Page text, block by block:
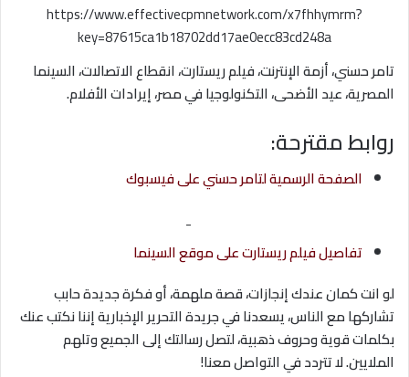
https://www.effectivecpmnetwork.com/x7fhhymrm?
key=87615ca1b18702dd17ae0ecc83cd248a
تامر حسني، أزمة الإنترنت، فيلم ريستارت، انقطاع الاتصالات، السينما
المصرية، عيد الأضحى، التكنولوجيا في مصر، إيرادات الأفلام.
روابط مقترحة:
الصفحة الرسمية لتامر حسني على فيسبوك
-
تفاصيل فيلم ريستارت على موقع السينما
لو انت كمان عندك إنجازات، قصة ملهمة، أو فكرة جديدة حابب
تشاركها مع الناس، يسعدنا في جريدة التحرير الإخبارية إننا نكتب عنك
بكلمات قوية وحروف ذهبية، لتصل رسالتك إلى الجميع وتلهم
الملايين. لا تتردد في التواصل معنا!